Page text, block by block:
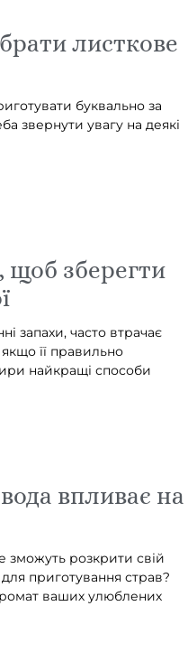
листкове
буквально за
звернути увагу на деякі
зберегти
запахи, часто втрачає
її правильно
найкращі способи
впливає на
зможуть розкрити свій
приготування страв?
ваших улюблених